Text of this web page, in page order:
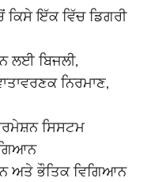
ਕਿਸੇ ਇੱਕ ਵਿੱਚ ਡਿਗਰੀ
ਲਈ ਬਿਜਲੀ,
ਨਿਰਮਾਣ,
ਸਿਸਟਮ
ਅਤੇ ਭੌਤਿਕ ਵਿਗਿਆਨ